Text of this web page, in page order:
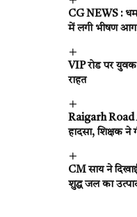
CG NEWS :
में लगी भीषण
VIP रोड पर युवक
राहत
Raigarh Road
हादसा, शिक्षक ने
CM साय ने
शुद्ध जल का